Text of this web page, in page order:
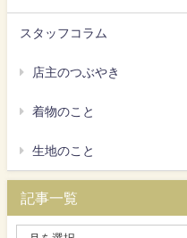
スタッフコラム
店主のつぶやき
着物のこと
生地のこと
記事一覧